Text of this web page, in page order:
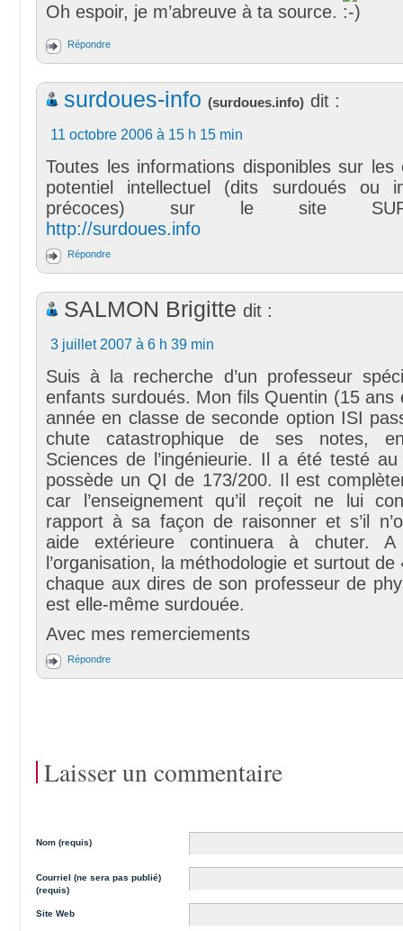
Oh espoir, je m’abreuve à ta source.
Répondre
surdoues-info (surdoues.info) dit :
11 octobre 2006 à 15 h 15 min
Toutes les informations disponibles sur
potentiel intellectuel (dits surdoués ou
précoces) sur le site
http://surdoues.info
Répondre
SALMON Brigitte dit :
3 juillet 2007 à 6 h 39 min
Suis à la recherche d’un professeur
enfants surdoués. Mon fils Quentin (15 ans
année en classe de seconde option ISI
chute catastrophique de ses notes,
Sciences de l’ingénieurie. Il a été testé au
possède un QI de 173/200. Il est
car l’enseignement qu’il reçoit ne lui
rapport à sa façon de raisonner et s’il
aide extérieure continuera à chuter. A
l’organisation, la méthodologie et surtout
chaque aux dires de son professeur de
est elle-même surdouée.
Avec mes remerciements
Répondre
Laisser un commentaire
Nom (requis)
Courriel (ne sera pas publié)
(requis)
Site Web